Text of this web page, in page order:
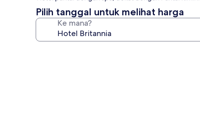
3.0
Pilih tanggal untuk melihat harga
Ke mana?